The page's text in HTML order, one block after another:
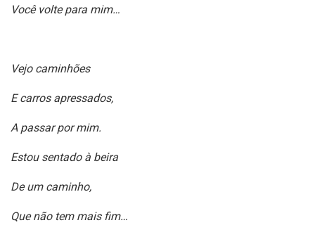
Você volte para mim…
Vejo caminhões
E carros apressados,
A passar por mim.
Estou sentado à beira
De um caminho,
Que não tem mais fim…